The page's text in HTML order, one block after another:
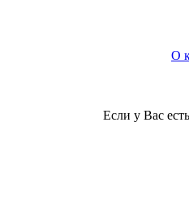
О
Если у Вас